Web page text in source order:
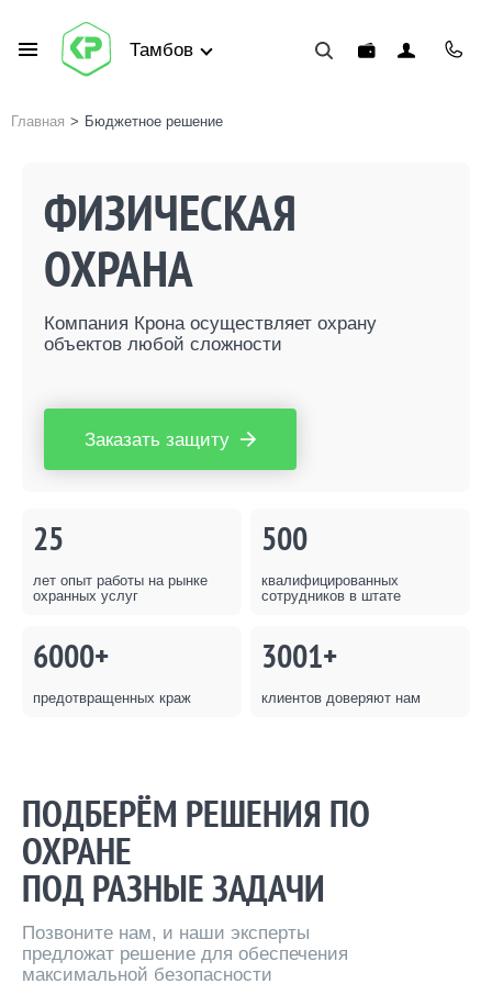
Тамбов
Главная > Бюджетное решение
ФИЗИЧЕСКАЯ
ОХРАНА
Компания Крона осуществляет охрану
объектов любой сложности
Заказать защиту
25
лет опыт работы на рынке
охранных услуг
500
квалифицированных
сотрудников в штате
6000+
предотвращенных краж
3001+
клиентов доверяют нам
ПОДБЕРЁМ РЕШЕНИЯ ПО
ОХРАНЕ
ПОД РАЗНЫЕ ЗАДАЧИ
Позвоните нам, и наши эксперты
предложат решение для обеспечения
максимальной безопасности